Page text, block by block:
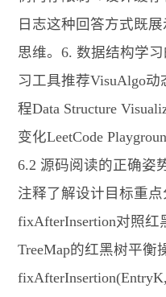
日志这种回答方式既
思维。6. 数据结构学
习工具推荐VisuAlgo
程Data Structure
变化LeetCode
6.2 源码阅读的正确姿
注释了解设计目标重
fixAfterInsertion对照
TreeMap的红黑树平衡